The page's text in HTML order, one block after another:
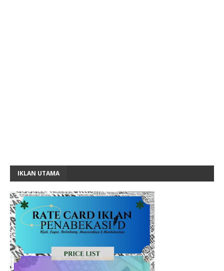
IKLAN UTAMA